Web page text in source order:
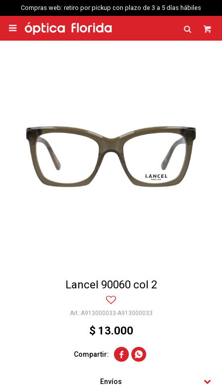
Compras web: retiro por pickup con plazo de 3 a 5 días hábiles

Lancel 90060 col 2
A913000033-A913000033
$ 13.000
 
Envíos